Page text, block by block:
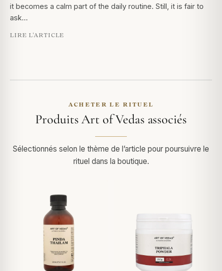
it becomes a calm part of the daily routine. Still, it is fair to
ask…
LIRE L'ARTICLE
ACHETER LE RITUEL
Produits Art of Vedas associés
Sélectionnés selon le thème de l’article pour poursuivre le
rituel dans la boutique.